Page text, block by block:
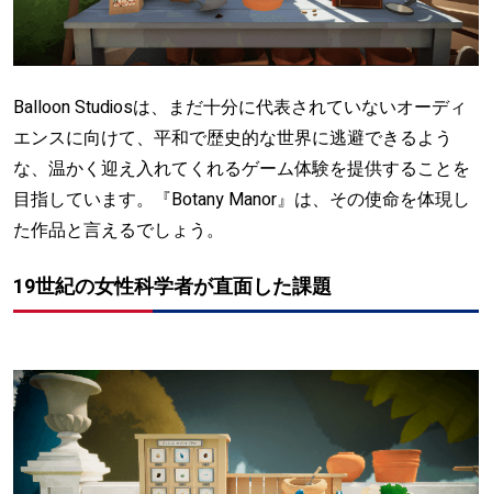
Balloon Studiosは、まだ十分に代表されていないオーディ
エンスに向けて、平和で歴史的な世界に逃避できるよう
な、温かく迎え入れてくれるゲーム体験を提供することを
目指しています。『Botany Manor』は、その使命を体現し
た作品と言えるでしょう。
19世紀の女性科学者が直面した課題